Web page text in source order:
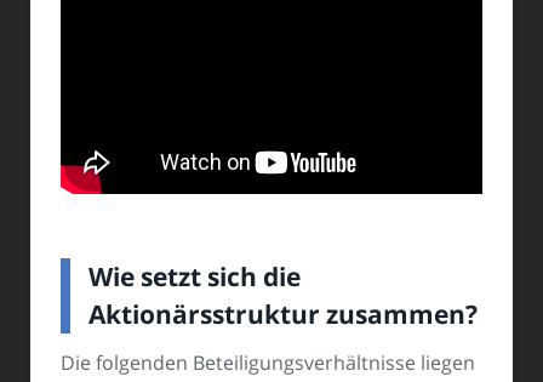
Wie setzt sich die
Aktionärsstruktur zusammen?
Die folgenden Beteiligungsverhältnisse liegen